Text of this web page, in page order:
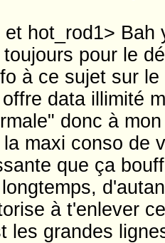
et hot_rod1>
pour le
à ce sujet sur
offre data illimité
donc à
maxi conso de
que ça
à t'enlever
les grandes